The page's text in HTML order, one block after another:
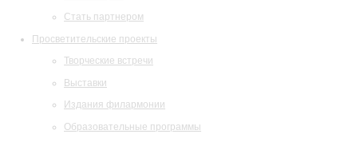
Стать партнером
Просветительские проекты
Творческие встречи
Выставки
Издания филармонии
Образовательные программы